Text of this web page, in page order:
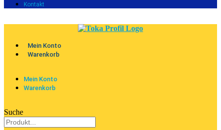
Kontakt
Mein Konto
Warenkorb
Mein Konto
Warenkorb
Suche